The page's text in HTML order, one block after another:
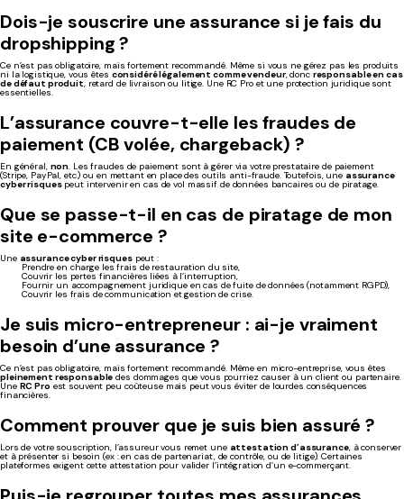
Dois-je souscrire une assurance si je fais du
dropshipping ?
Ce n’est pas obligatoire, mais fortement recommandé. Même si vous ne gérez pas les produits
ni la logistique, vous êtes considéré légalement comme vendeur, donc responsable en cas
de défaut produit, retard de livraison ou litige. Une RC Pro et une protection juridique sont
essentielles.
L’assurance couvre-t-elle les fraudes de
paiement (CB volée, chargeback) ?
En général, non. Les fraudes de paiement sont à gérer via votre prestataire de paiement
(Stripe, PayPal, etc.) ou en mettant en place des outils anti-fraude. Toutefois, une assurance
cyber risquespeut intervenir en cas de vol massif de données bancaires ou de piratage.
Que se passe-t-il en cas de piratage de mon
site e-commerce ?
Une assurance cyber risquespeut :
Prendre en charge les frais de restauration du site,
Couvrir les pertes financières liées à l’interruption,
Fournir un accompagnement juridique en cas de fuite de données (notamment RGPD),
Couvrir les frais de communication et gestion de crise.
Je suis micro-entrepreneur : ai-je vraiment
besoin d’une assurance ?
Ce n’est pas obligatoire, mais fortement recommandé. Même en micro-entreprise, vous êtes
pleinement responsable des dommages que vous pourriez causer à un client ou partenaire.
Une RC Pro est souvent peu coûteuse mais peut vous éviter de lourdes conséquences
financières.
Comment prouver que je suis bien assuré ?
Lors de votre souscription, l’assureur vous remet une attestation d’assurance, à conserver
et à présenter si besoin (ex : en cas de partenariat, de contrôle, ou de litige). Certaines
plateformes exigent cette attestation pour valider l’intégration d’un e-commerçant.